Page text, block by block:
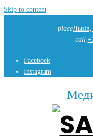
Skip to content
placeЛьвів,
call
Facebook
Instagram